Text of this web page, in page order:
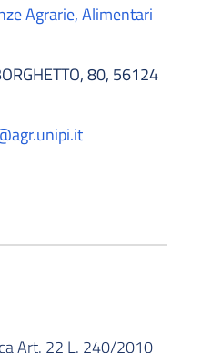
Agrarie, Alimentari
80, 56124
Art. 22 L. 240/2010